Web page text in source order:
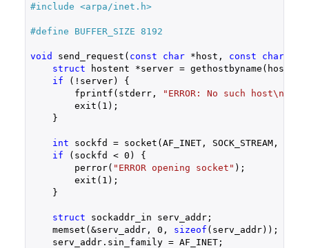
#include <arpa/inet.h>
#define BUFFER_SIZE 8192
void send_request( const char *host, const char
struct hostent *server = gethostbyname(host);
if (!server) {
        fprintf(stderr,
"ERROR: No such host\n"
        exit(
1 );
    }
int sockfd = socket(AF_INET, SOCK_STREAM,
if (sockfd < 0 ) {
        perror(
"ERROR opening socket" );
        exit(
1 );
    }
struct sockaddr_in serv_addr;
    memset(&serv_addr,
0 , sizeof (serv_addr));
    serv_addr.sin_family = AF_INET;